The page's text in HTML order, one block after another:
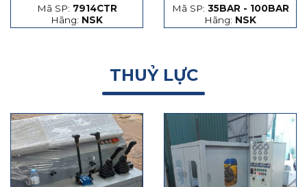
Mã SP: 7914CTR
Hãng: NSK
hạt thép và hạt gốm
Mã SP: 35BAR - 100BAR
Hãng: NSK
THUỶ LỰC